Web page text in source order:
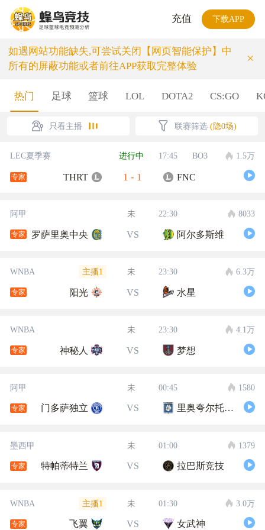
充值 下载APP
如遇网站功能缺失,可尝试关闭【网页智能保护】中
所有的屏蔽功能或者前往APP获取完整体验
×
热门 足球 篮球 LOL DOTA2 CS:GO
只看主播 联赛筛选 (隐0场)
LEC夏季赛 进行中 17:45 BO3 1.5万
专家 THRT 1 - 1 FNC
阿甲 未 22:30 8033
专家 罗萨里奥中央 VS 阿尔多斯维
WNBA 主播1 未 23:30 6.3万
专家 阳光 VS 水星
WNBA 未 23:30 4.1万
专家 神秘人 VS 梦想
阿甲 未 00:45 1580
专家 门多萨独立 VS 里奥夸尔托学生队
墨西甲 未 01:00 1379
专家 特帕蒂特兰 VS 拉巴斯竞技
WNBA 主播1 未 01:30 3.0万
专家 飞翼 VS 女武神